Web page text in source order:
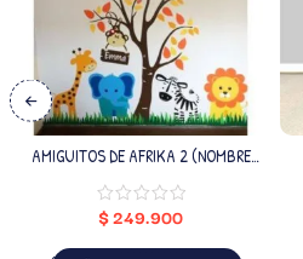
AMIGUITOS DE AFRIKA 2 (NOMBRE
$249.900